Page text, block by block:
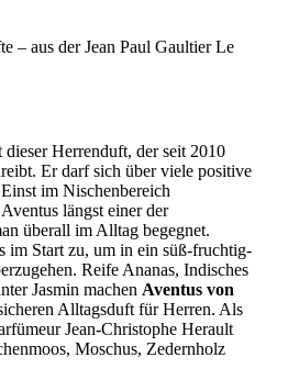
Herrenduft, der seit 2010
Er darf sich über viele positive
im Nischenbereich
längst einer der
überall im Alltag begegnet.
im Start zu, um in ein süß-fruchtig-
Reife Ananas, Indisches
Jasmin machenAventus von
Alltagsduft für Herren. Als
Jean-Christophe Herault
Moschus, Zedernholz